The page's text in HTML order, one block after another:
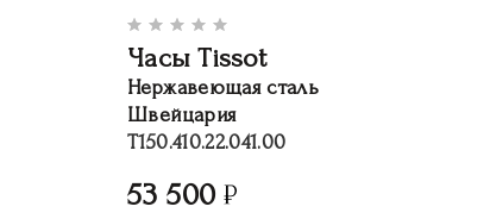
Часы Tissot
Нержавеющая сталь
Швейцария
T150.410.22.041.00
53 500